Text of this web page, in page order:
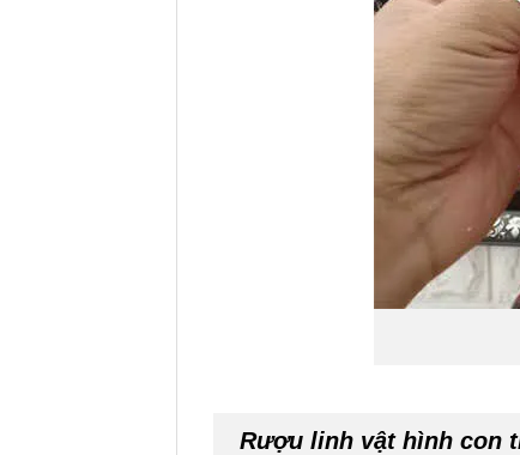
Rượu linh vật hình con